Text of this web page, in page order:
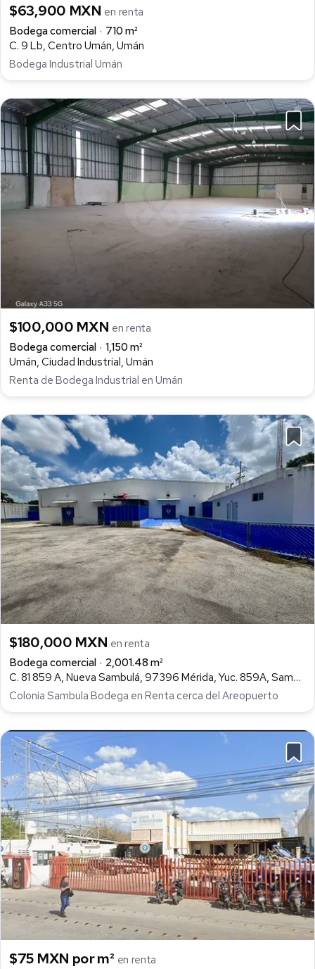
$63,900 MXN en renta
Bodega comercial
710 m²
C. 9 Lb, Centro Umán, Umán
Bodega Industrial Umán
$100,000 MXN en renta
Bodega comercial
1,150 m²
Umán, Ciudad Industrial, Umán
Renta de Bodega Industrial en Umán
$180,000 MXN en renta
Bodega comercial
2,001.48 m²
C. 81 859 A, Nueva Sambulá, 97396 Mérida, Yuc. 859A, Sambula, Umán
Colonia Sambula Bodega en Renta cerca del Areopuerto
$75 MXN por m² en renta